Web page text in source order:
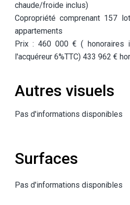
chaude/froide inclus)
Copropriété comprenant 157
appartements
Prix : 460 000 € ( honoraires
l'acquéreur 6%TTC) 433 962 €
Autres visuels
Pas d'informations disponibles
Surfaces
Pas d'informations disponibles